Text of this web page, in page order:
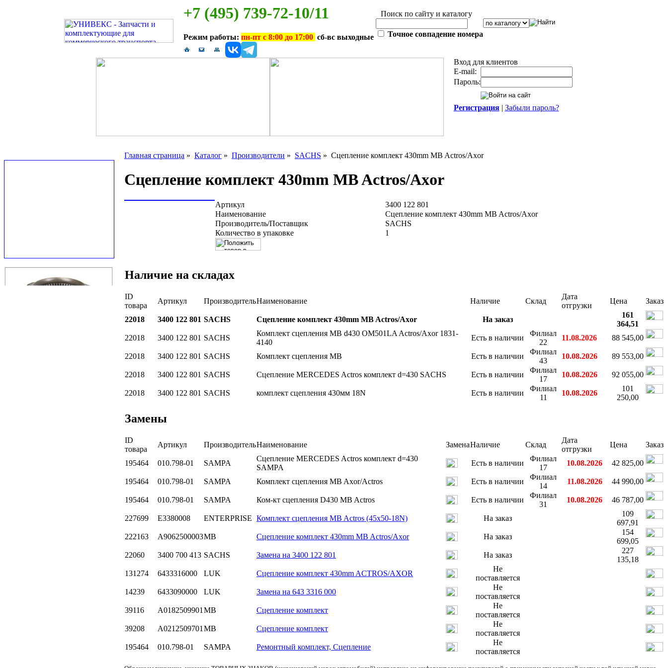
+7 (495) 739-72-10/11
Режим работы: пн-пт с 8:00 до 17:00 сб-вс выходные
Поиск по сайту и каталогу
Точное совпадение номера
Вход для клиентов
E-mail:
Пароль:
Регистрация| Забыли пароль?
Главная страница » Каталог » Производители » SACHS » Сцепление комплект 430mm MB Actros/Axor
Сцепление комплект 430mm MB Actros/Axor
Артикул
3400 122 801
Наименование
Сцепление комплект 430mm MB Actros/Axor
Производитель/Поставщик
SACHS
Количество в упаковке
1
Наличие на складах
ID
товара
Артикул ПроизводительНаименование Наличие Склад
Дата
отгрузки
Цена Заказ
22018 3400 122 801 SACHS Сцепление комплект 430mm MB Actros/Axor На заказ
161
364,51
22018
3400 122 801 SACHS
Комплект сцепления MB d430 OM501LA Actros/Axor 1831-
4140
Есть в наличии
Филиал
22
11.08.2026 88 545,00
22018 3400 122 801 SACHS Комплект сцепления MB Есть в наличии
Филиал
43
10.08.2026 89 553,00
22018 3400 122 801 SACHS Сцепление MERCEDES Actros комплект d=430 SACHS Есть в наличии
Филиал
17
10.08.2026 92 055,00
22018 3400 122 801 SACHS комплект сцепления 430мм 18N Есть в наличии
Филиал
11
10.08.2026
101
250,00
Замены
ID
товара
Артикул ПроизводительНаименование ЗаменаНаличие Склад
Дата
отгрузки
Цена Заказ
195464 010.798-01 SAMPA
Сцепление MERCEDES Actros комплект d=430
SAMPA
Есть в наличии
Филиал
17
10.08.2026 42 825,00
195464 010.798-01 SAMPA Комплект сцепления MB Axor/Actros Есть в наличии
Филиал
14
11.08.2026 44 990,00
195464 010.798-01 SAMPA Ком-кт сцепления D430 MB Actros Есть в наличии
Филиал
31
10.08.2026 46 787,00
227699 E3380008 ENTERPRISE Комплект сцепления MB Actros (45x50-18N) На заказ
109
697,91
222163
A9062500003MB Сцепление комплект 430mm MB Actros/Axor На заказ
154
699,05
22060
3400 700 413 SACHS Замена на 3400 122 801 На заказ
227
135,18
131274
6433316000 LUK Сцепление комплект 430mm ACTROS/AXOR
Не
поставляется
14239
6433090000 LUK Замена на 643 3316 000
Не
поставляется
39116
A0182509901 MB Сцепление комплект
Не
поставляется
39208
A0212509701 MB Сцепление комплект
Не
поставляется
195464
010.798-01 SAMPA Ремонтный комплект, Сцепление
Не
поставляется